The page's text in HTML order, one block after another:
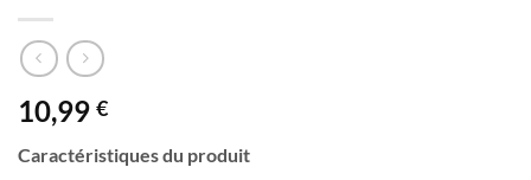
10,99 €
Caractéristiques du produit